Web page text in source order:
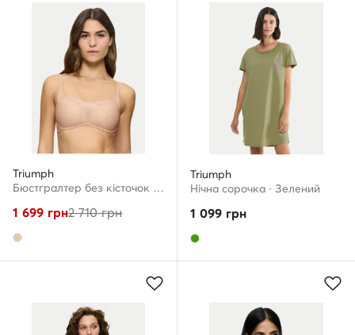
Triumph
Бюстгралтер без кісточок · Бежевий
1 699 грн2 710грн
Triumph
Нічна сорочка · Зелений
1 099 грн